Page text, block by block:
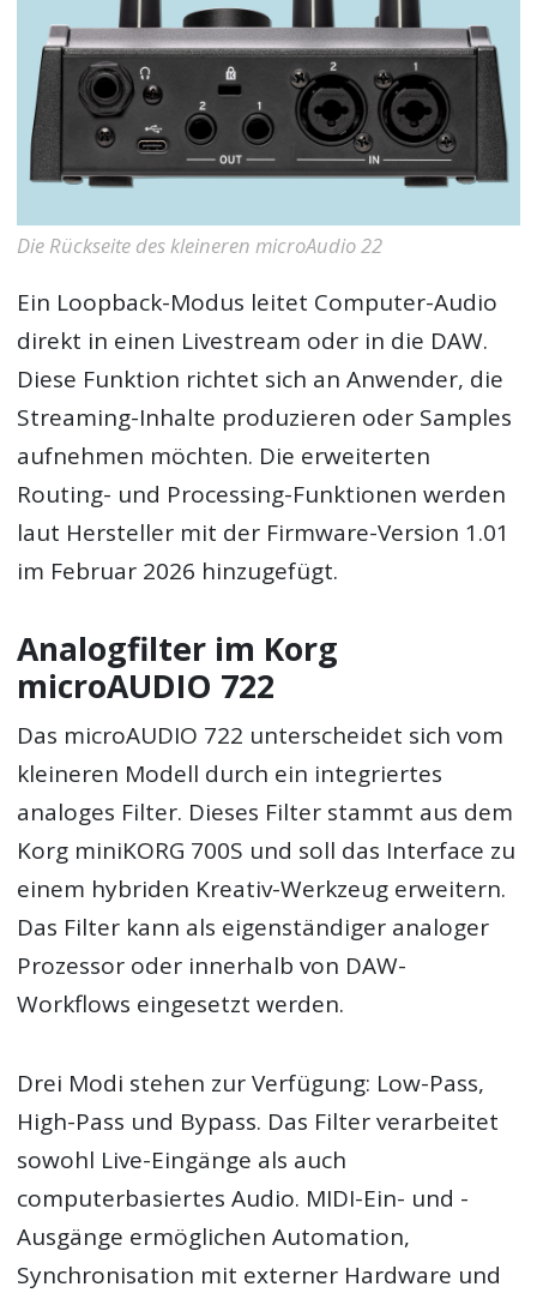
Die Rückseite des kleineren microAudio 22
Ein Loopback-Modus leitet Computer-Audio
direkt in einen Livestream oder in die DAW.
Diese Funktion richtet sich an Anwender, die
Streaming-Inhalte produzieren oder Samples
aufnehmen möchten. Die erweiterten
Routing- und Processing-Funktionen werden
laut Hersteller mit der Firmware-Version 1.01
im Februar 2026 hinzugefügt.
Analogfilter im Korg
microAUDIO 722
Das microAUDIO 722 unterscheidet sich vom
kleineren Modell durch ein integriertes
analoges Filter. Dieses Filter stammt aus dem
Korg miniKORG 700S und soll das Interface zu
einem hybriden Kreativ-Werkzeug erweitern.
Das Filter kann als eigenständiger analoger
Prozessor oder innerhalb von DAW-
Workflows eingesetzt werden.
Drei Modi stehen zur Verfügung: Low-Pass,
High-Pass und Bypass. Das Filter verarbeitet
sowohl Live-Eingänge als auch
computerbasiertes Audio. MIDI-Ein- und -
Ausgänge ermöglichen Automation,
Synchronisation mit externer Hardware und